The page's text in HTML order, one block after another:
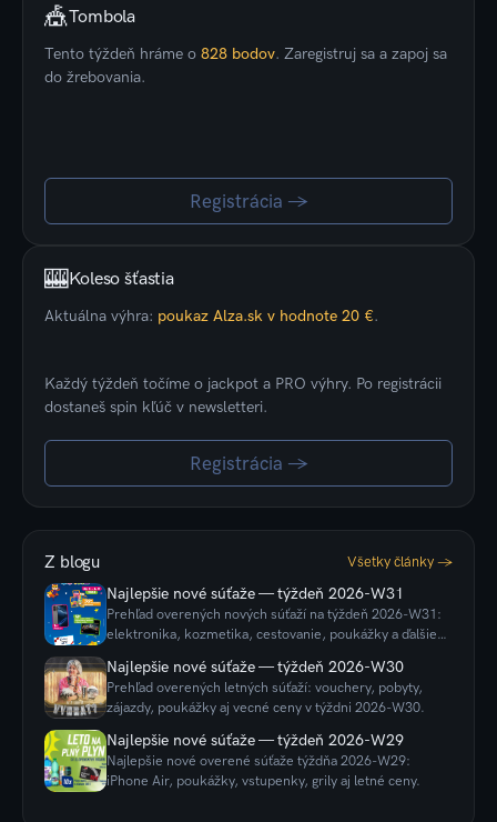
🎪Tombola
Tento týždeň hráme o 828 bodov.Zaregistruj sa a zapoj sa
do žrebovania.
Registrácia →
🎰Koleso šťastia
Aktuálna výhra: poukaz Alza.sk v hodnote 20 €.
Každý týždeň točíme o jackpot a PRO výhry. Po registrácii
dostaneš spin kľúč v newsletteri.
Registrácia →
Z blogu Všetky články →
Najlepšie nové súťaže — týždeň 2026-W31
Prehľad overených nových súťaží na týždeň 2026-W31:
elektronika, kozmetika, cestovanie, poukážky a ďalšie
Najlepšie nové súťaže — týždeň 2026-W30
Prehľad overených letných súťaží: vouchery, pobyty,
zájazdy, poukážky aj vecné ceny v týždni 2026-W30.
Najlepšie nové súťaže — týždeň 2026-W29
Najlepšie nové overené súťaže týždňa 2026-W29:
iPhone Air, poukážky, vstupenky, grily aj letné ceny.